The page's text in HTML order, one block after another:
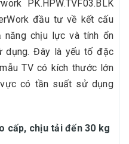
PK.HPW.TVF03.BLK
đầu tư về kết cấu
năng chịu lực và tính ổn
dụng. Đây là yếu tố đặc
TV có kích thước lớn
có tần suất sử dụng
cấp, chịu tải đến 30 kg